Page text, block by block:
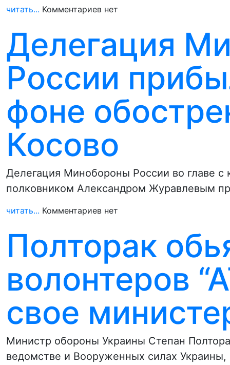
читать... Комментариев нет
Делегация
России
фоне
Косово
Делегация Минобороны России во главе
полковником Александром Журавлевым
читать... Комментариев нет
Полторак
волонтеров
свое
Министр обороны Украины Степан
ведомстве и Вооруженных силах Украины,